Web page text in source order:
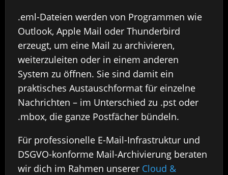
.eml-Dateien werden von Programmen wie
Outlook, Apple Mail oder Thunderbird
erzeugt, um eine Mail zu archivieren,
weiterzuleiten oder in einem anderen
System zu öffnen. Sie sind damit ein
praktisches Austauschformat für einzelne
Nachrichten – im Unterschied zu .pst oder
.mbox, die ganze Postfächer bündeln.
Für professionelle E-Mail-Infrastruktur und
DSGVO-konforme Mail-Archivierung beraten
wir dich im Rahmen unserer Cloud &